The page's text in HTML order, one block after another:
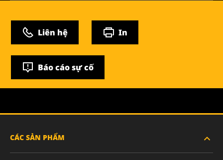
Liên hệ In
Báo cáo sự cố
CÁC SẢN PHẨM